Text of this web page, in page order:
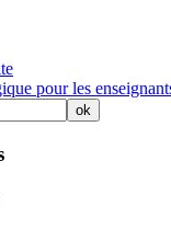
pour les